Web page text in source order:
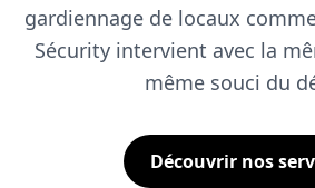
gardiennage de locaux
Sécurity intervient avec la
même souci du
Découvrir nos